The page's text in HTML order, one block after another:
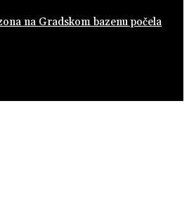
na Gradskom bazenu počela